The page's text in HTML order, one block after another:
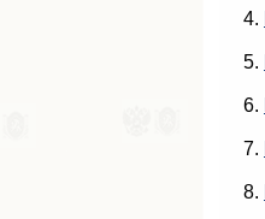
4.
5.
6.
7.
8.